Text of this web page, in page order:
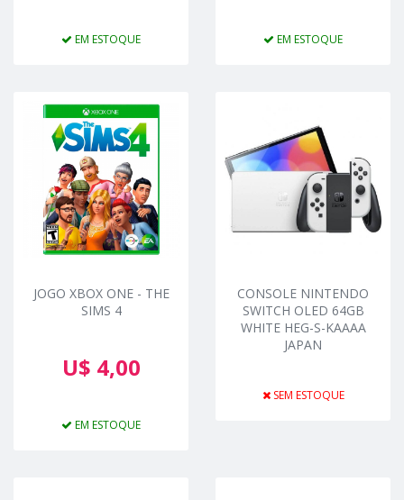
EM ESTOQUE EM ESTOQUE
JOGO XBOX ONE - THE
SIMS 4
U$ 4,00
EM ESTOQUE
CONSOLE NINTENDO
SWITCH OLED 64GB
WHITE HEG-S-KAAAA
JAPAN
SEM ESTOQUE